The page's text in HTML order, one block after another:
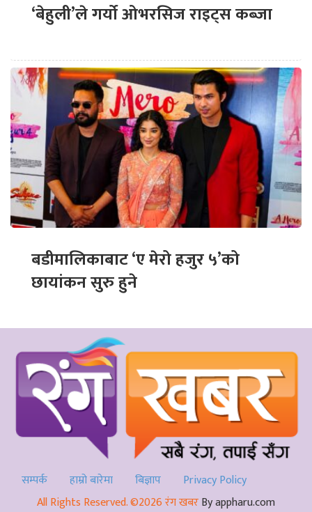
‘बेहुली’ले गर्यो ओभरसिज राइट्स कब्जा
बडीमालिकाबाट ‘ए मेरो हजुर ५’को
छायांकन सुरु हुने
सम्पर्क हाम्रो बारेमा बिज्ञाप
Privacy Policy
All Rights Reserved. ©2026 रंग खबरBy appharu.com